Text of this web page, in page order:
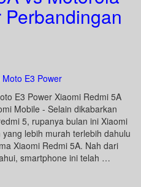
E3 Power Xiaomi Redmi 5A
Mobile - Selain dikabarkan
5, rupanya bulan ini Xiaomi
lebih murah terlebih dahulu
Xiaomi Redmi 5A. Nah dari
smartphone ini telah …